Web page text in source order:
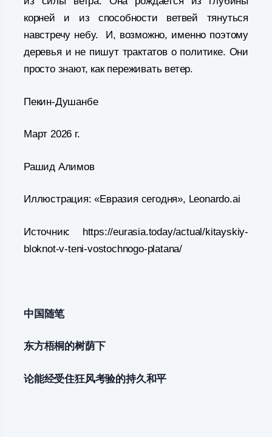
корней и из способности ветвей тянуться
навстречу небу. И, возможно, именно поэтому
деревья и не пишут трактатов о политике. Они
просто знают, как переживать ветер.
Пекин-Душанбе
Март 2026 г.
Рашид Алимов
Иллюстрация: «Евразия сегодня», Leonardo.ai
Источник: https://eurasia.today/actual/kitayskiy-
bloknot-v-teni-vostochnogo-platana/
中国 随笔
东方梧桐的树荫下
论能经受住狂风考验的持久和平